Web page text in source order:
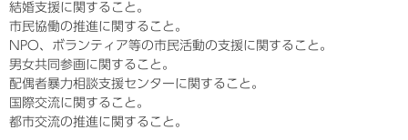
結婚支援に関すること。
市民協働の推進に関すること。
NPO、ボランティア等の市民活動の支援に関すること。
男女共同参画に関すること。
配偶者暴力相談支援センターに関すること。
国際交流に関すること。
都市交流の推進に関すること。